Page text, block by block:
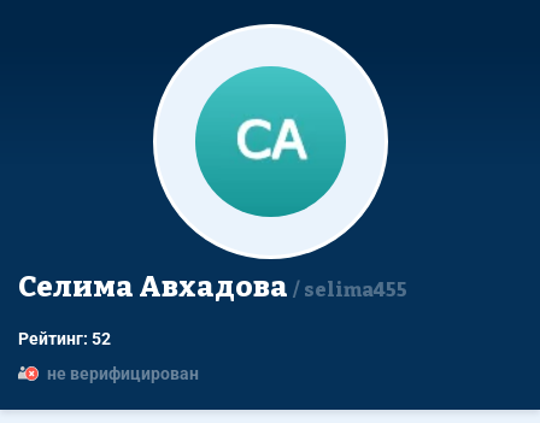
Селима Авхадова selima455
Рейтинг: 52
не верифицирован